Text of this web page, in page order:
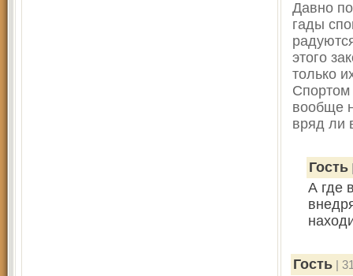
Давно
гады
этого
только
Спортом
вообще
вряд ли
Гость
А где
Гость |